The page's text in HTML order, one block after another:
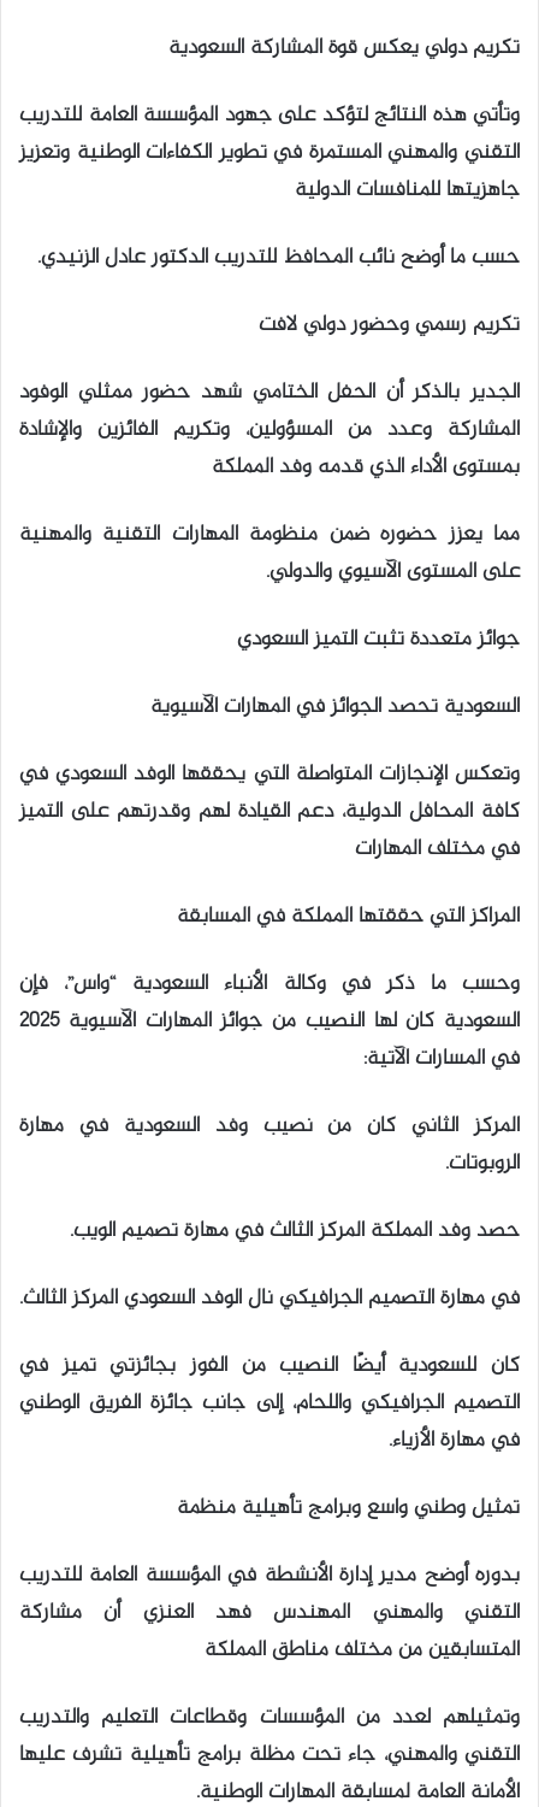
تكريم دولي يعكس قوة المشاركة السعودية
وتأتي هذه النتائج لتؤكد على جهود المؤسسة العامة للتدريب
التقني والمهني المستمرة في تطوير الكفاءات الوطنية وتعزيز
جاهزيتها للمنافسات الدولية
حسب ما أوضح نائب المحافظ للتدريب الدكتور عادل الزنيدي.
تكريم رسمي وحضور دولي لافت
الجدير بالذكر أن الحفل الختامي شهد حضور ممثلي الوفود
المشاركة وعدد من المسؤولين، وتكريم الفائزين والإشادة
بمستوى الأداء الذي قدمه وفد المملكة
مما يعزز حضوره ضمن منظومة المهارات التقنية والمهنية
على المستوى الآسيوي والدولي.
جوائز متعددة تثبت التميز السعودي
السعودية تحصد الجوائز في المهارات الآسيوية
وتعكس الإنجازات المتواصلة التي يحققها الوفد السعودي في
كافة المحافل الدولية، دعم القيادة لهم وقدرتهم على التميز
في مختلف المهارات
المراكز التي حققتها المملكة في المسابقة
وحسب ما ذكر في وكالة الأنباء السعودية “واس”، فإن
السعودية كان لها النصيب من جوائز المهارات الآسيوية 2025
في المسارات الآتية:
المركز الثاني كان من نصيب وفد السعودية في مهارة
الروبوتات.
حصد وفد المملكة المركز الثالث في مهارة تصميم الويب.
في مهارة التصميم الجرافيكي نال الوفد السعودي المركز الثالث.
كان للسعودية أيضًا النصيب من الفوز بجائزتي تميز في
التصميم الجرافيكي واللحام، إلى جانب جائزة الفريق الوطني
في مهارة الأزياء.
تمثيل وطني واسع وبرامج تأهيلية منظمة
بدوره أوضح مدير إدارة الأنشطة في المؤسسة العامة للتدريب
التقني والمهني المهندس فهد العنزي أن مشاركة
المتسابقين من مختلف مناطق المملكة
وتمثيلهم لعدد من المؤسسات وقطاعات التعليم والتدريب
التقني والمهني، جاء تحت مظلة برامج تأهيلية تشرف عليها
الأمانة العامة لمسابقة المهارات الوطنية.